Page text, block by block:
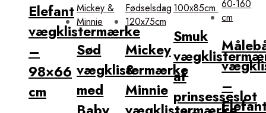
Elefant
vægklistermærke
–
98×66
cm
Sød
vægklistermærke
med
Mickey
&
Minnie
Smuk
af
prinsesseslot
–